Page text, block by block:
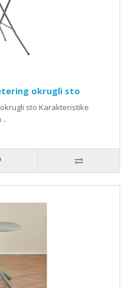
okrugli sto
sto Karakteristike